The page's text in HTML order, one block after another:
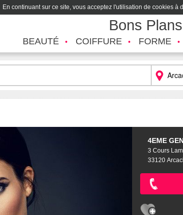
En continuant sur ce site, vous acceptez l'utilisation de cookies à
Bons
BEAUTÉ COIFFURE FORME
4EME
3 Cours
33120